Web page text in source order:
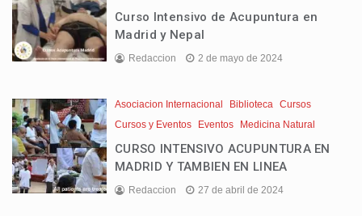
Curso Intensivo de Acupuntura en
Madrid y Nepal
Redaccion 2 de mayo de 2024
Asociacion Internacional Biblioteca Cursos
Cursos y Eventos
Eventos Medicina Natural
CURSO INTENSIVO ACUPUNTURA EN
MADRID Y TAMBIEN EN LINEA
Redaccion 27 de abril de 2024